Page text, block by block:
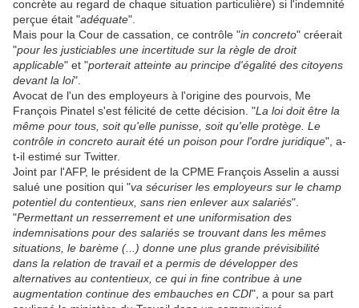
concrète au regard de chaque situation particulière) si l'indemnité
perçue était "adéquate".
Mais pour la Cour de cassation, ce contrôle "in concreto" créerait
"pour les justiciables une incertitude sur la règle de droit
applicable" et "porterait atteinte au principe d'égalité des citoyens
devant la loi".
Avocat de l'un des employeurs à l'origine des pourvois, Me
François Pinatel s'est félicité de cette décision. "La loi doit être la
même pour tous, soit qu'elle punisse, soit qu'elle protège. Le
contrôle in concreto aurait été un poison pour l'ordre juridique", a-
t-il estimé sur Twitter.
Joint par l'AFP, le président de la CPME François Asselin a aussi
salué une position qui "va sécuriser les employeurs sur le champ
potentiel du contentieux, sans rien enlever aux salariés".
"Permettant un resserrement et une uniformisation des
indemnisations pour des salariés se trouvant dans les mêmes
situations, le barème (...) donne une plus grande prévisibilité
dans la relation de travail et a permis de développer des
alternatives au contentieux, ce qui in fine contribue à une
augmentation continue des embauches en CDI", a pour sa part